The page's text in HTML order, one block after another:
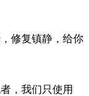
修复镇静，给你
，我们只使用